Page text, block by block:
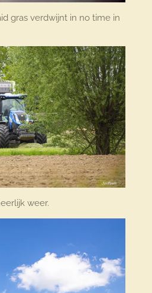
gras verdwijnt in no time in
weer.